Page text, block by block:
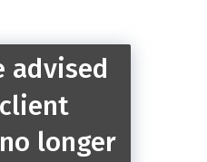
advised
longer